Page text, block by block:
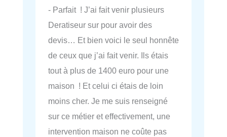
- Parfait ! J’ai fait venir plusieurs
Deratiseur sur pour avoir des
devis… Et bien voici le seul honnête
de ceux que j’ai fait venir. Ils étais
tout à plus de 1400 euro pour une
maison ! Et celui ci étais de loin
moins cher. Je me suis renseigné
sur ce métier et effectivement, une
intervention maison ne coûte pas